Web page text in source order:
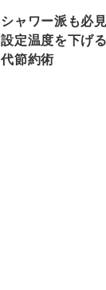
シャワー派も必
設定温度を下げ
代節約術